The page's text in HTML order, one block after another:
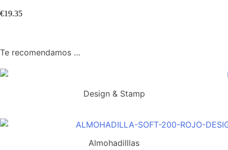
€19.35
Te recomendamos …
Design & Stamp
Almohadilllas